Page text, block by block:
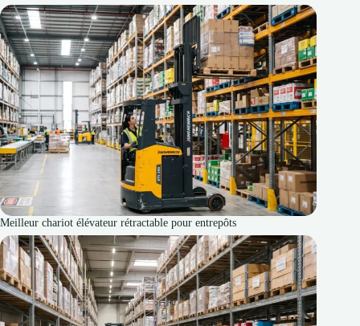
Meilleur chariot élévateur rétractable pour entrepôts